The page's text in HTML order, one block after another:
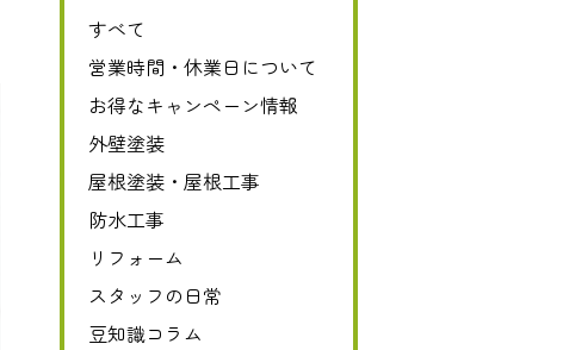
すべて
営業時間・休業日について
お得なキャンペーン情報
外壁塗装
屋根塗装・屋根工事
防水工事
リフォーム
スタッフの日常
豆知識コラム
0120-411-606